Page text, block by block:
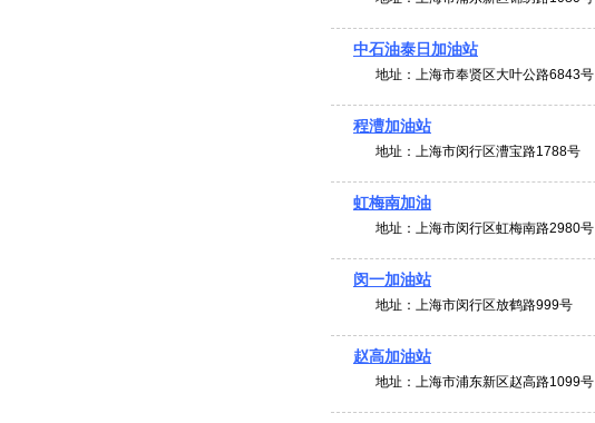
中石油泰日加油站
地址： 上海市奉贤区大叶公路6843号
程漕加油站
地址： 上海市闵行区漕宝路1788号
虹梅南加油
地址： 上海市闵行区虹梅南路2980号
闵一加油站
地址： 上海市闵行区放鹤路999号
赵高加油站
地址： 上海市浦东新区赵高路1099号